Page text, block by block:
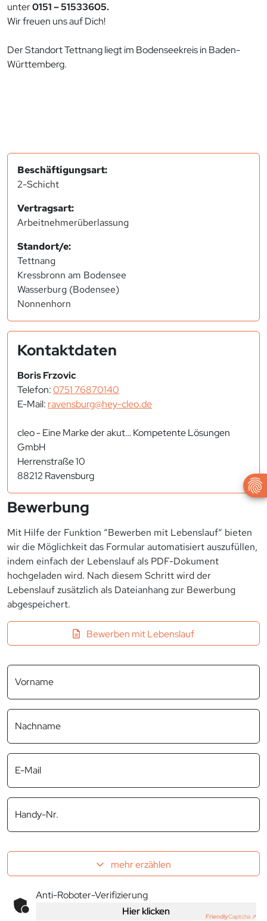
unter0151 – 51533605.
Wir freuen uns auf Dich!
Der Standort Tettnang liegt im Bodenseekreis in Baden-
Württemberg.
Beschäftigungsart:
2-Schicht
Vertragsart:
Arbeitnehmerüberlassung
Standort/e:
Tettnang
Kressbronn am Bodensee
Wasserburg (Bodensee)
Nonnenhorn
Kontaktdaten
Boris Frzovic
Telefon:0751 76870140
E-Mail: ravensburg@hey-cleo.de
cleo - Eine Marke der akut… Kompetente Lösungen
GmbH
Herrenstraße 10
88212 Ravensburg
Bewerbung
Mit Hilfe der Funktion “Bewerben mit Lebenslauf“ bieten
wir die Möglichkeit das Formular automatisiert auszufüllen,
indem einfach der Lebenslauf als PDF-Dokument
hochgeladen wird. Nach diesem Schritt wird der
Lebenslauf zusätzlich als Dateianhang zur Bewerbung
abgespeichert.
Bewerben mit Lebenslauf
Vorname
Nachname
E-Mail
Handy-Nr.
mehr erzählen
Anti-Roboter-Verifizierung
Hier klicken
FriendlyCaptcha ⇗